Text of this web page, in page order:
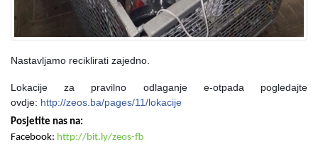
Nastavljamo reciklirati zajedno.
Lokacije za pravilno odlaganje e-otpada pogledajte
ovdje: http://zeos.ba/pages/11/lokacije
Posjetite nas na:
Facebook: http://bit.ly/zeos-fb